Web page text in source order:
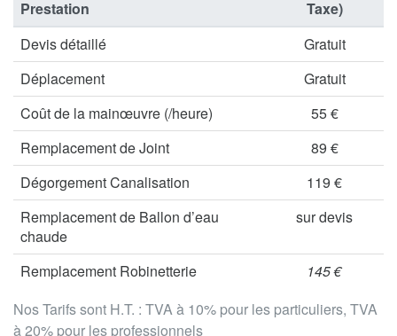
Nos Tarifs sont H.T. : TVA à 10% pour les particuliers, TVA
à 20% pour les professionnels
Prestation
Taxe)
Devis détaillé
Gratuit
Déplacement
Gratuit
Coût de la mainœuvre (/heure)
55 €
Remplacement de Joint
89 €
Dégorgement Canalisation
119 €
Remplacement de Ballon d’eau
chaude
sur devis
Remplacement Robinetterie 145 €